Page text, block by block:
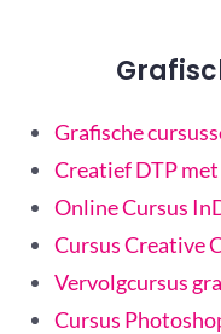
Grafische
Creatief DTP
Online Cursus
Cursus Creative
Vervolgcursus
Cursus